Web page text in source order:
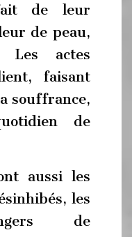
de leur
de peau,
actes
faisant
souffrance,
de
aussi les
les
de